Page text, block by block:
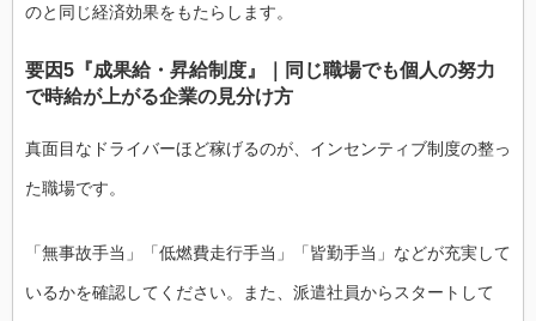
のと同じ経済効果をもたらします。
要因5『成果給・昇給制度』｜同じ職場でも個人の努力
で時給が上がる企業の見分け方
真面目なドライバーほど稼げるのが、インセンティブ制度の整っ
た職場です。
「無事故手当」「低燃費走行手当」「皆勤手当」などが充実して
いるかを確認してください。また、派遣社員からスタートして